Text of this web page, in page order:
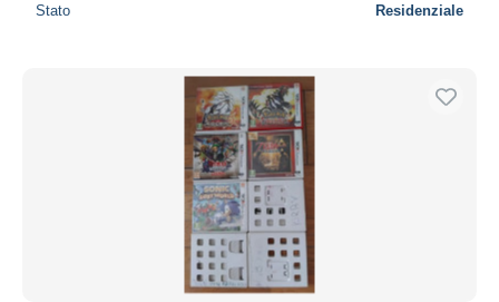
Stato Residenziale